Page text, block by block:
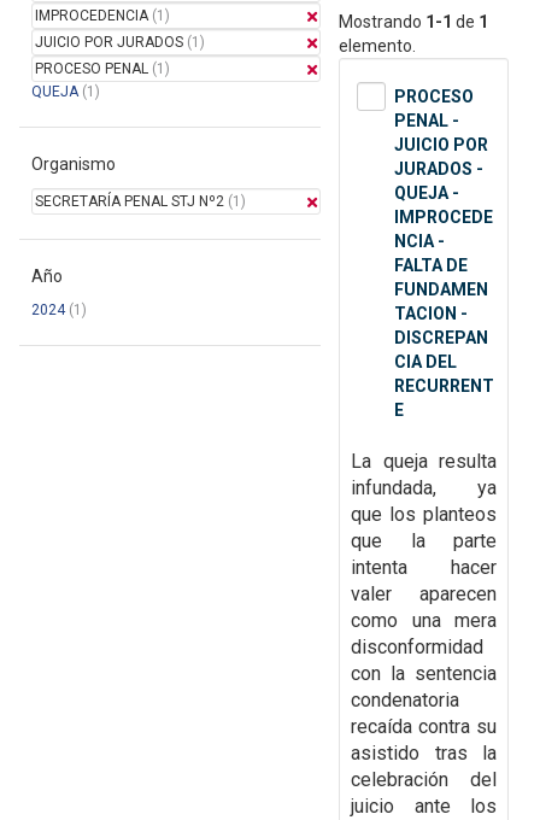
IMPROCEDENCIA(1)
JUICIO POR JURADOS (1)
PROCESO PENAL (1)
QUEJA(1)
Organismo
SECRETARÍA PENAL STJ Nº2 (1)
Año
2024(1)
Mostrando 1-1 de 1
elemento.
PROCESO
PENAL -
JUICIO POR
JURADOS -
QUEJA -
IMPROCEDE
NCIA -
FALTA DE
FUNDAMEN
TACION -
DISCREPAN
CIA DEL
RECURRENT
E
La queja resulta
infundada, ya
que los planteos
que la parte
intenta hacer
valer aparecen
como una mera
disconformidad
con la sentencia
condenatoria
recaída contra su
asistido tras la
celebración del
juicio ante los